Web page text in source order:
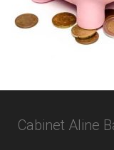
Cabinet Aline